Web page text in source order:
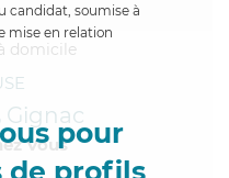
candidat, soumise à
mise en relation
pour
de profils
Gignac
Vous